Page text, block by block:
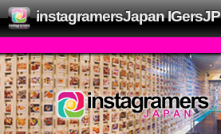
instagramersJapan IGersJP